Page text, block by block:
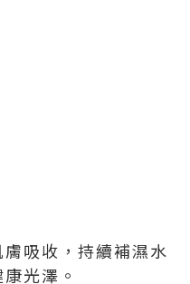
吸收，持續補濕水
光澤。